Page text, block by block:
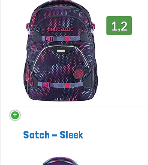
1,2
Satch - Sleek